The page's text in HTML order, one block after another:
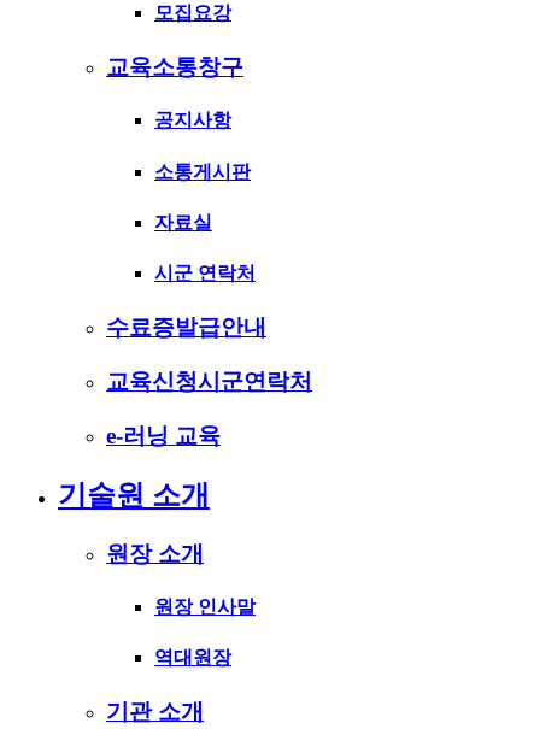
모집요강
교육소통창구
공지사항
소통게시판
자료실
시군 연락처
수료증발급안내
교육신청시군연락처
e-러닝 교육
기술원 소개
원장 소개
원장 인사말
역대원장
기관 소개